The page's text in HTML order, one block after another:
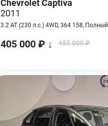
Chevrolet Captiva
2011
3.2 AT (230 л.с.) 4WD, 364 158, Полный
405 000 ₽ ↓ 455 000 ₽